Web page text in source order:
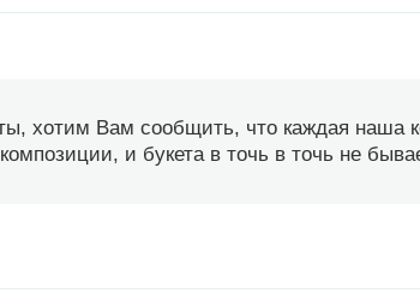
хотим Вам сообщить, что каждая
и букета в точь в точь не